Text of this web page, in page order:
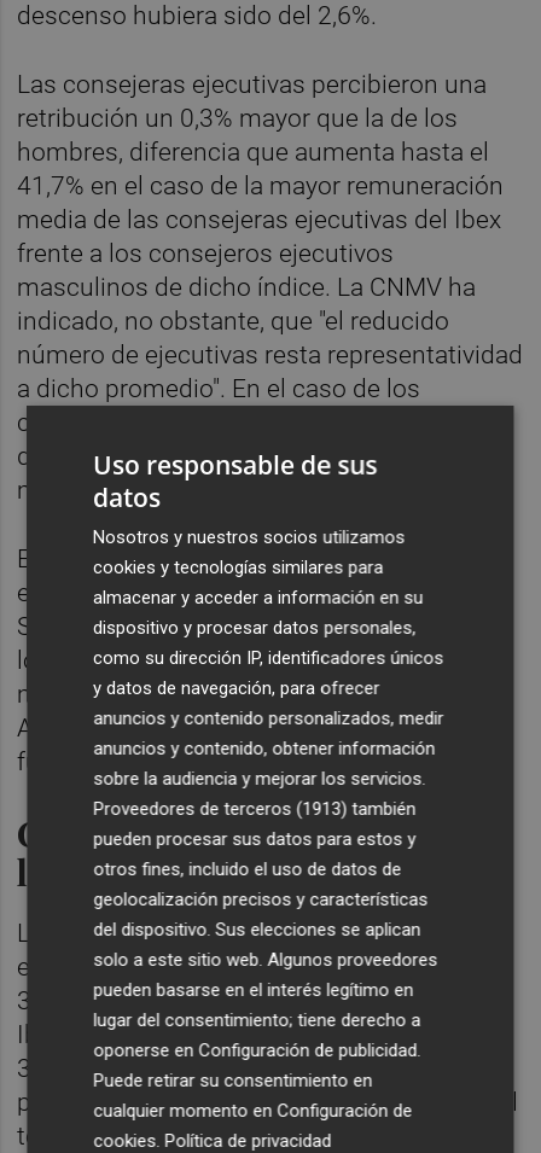
descenso hubiera sido del 2,6%.
Las consejeras ejecutivas percibieron una
retribución un 0,3% mayor que la de los
hombres, diferencia que aumenta hasta el
41,7% en el caso de la mayor remuneración
media de las consejeras ejecutivas del Ibex
frente a los consejeros ejecutivos
masculinos de dicho índice. La CNMV ha
indicado, no obstante, que "el reducido
número de ejecutivas resta representatividad
a dicho promedio". En el caso de los
consejeros no ejecutivos, la remuneración
de los hombres es un 20% superior al de las
mujeres.
En paralelo, la CNMV también ha publicado
el Informe Anual de Gobierno Corporativo.
Según este documento, el tamaño medio de
los consejos de administración fue de 10
miembros, frente a los 10,2 de 2021.
Además, la edad media de los consejeros
fue de 60,8 años.
Casi un tercio de mujeres en
los consejos
La presencia de mujeres en los consejos se
elevó en 2,6 puntos porcentuales, hasta el
31,9% para el total de cotizadas. Solo en el
Ibex 35, el número de consejeras fue del
37,6% del total. Además, las mujeres en
puestos de alta dirección fueron el 21,7% del
total, 2,1 puntos más.
Uso responsable de sus
datos
Nosotros y nuestros socios utilizamos
cookies y tecnologías similares para
almacenar y acceder a información en su
dispositivo y procesar datos personales,
como su dirección IP, identificadores únicos
y datos de navegación, para ofrecer
anuncios y contenido personalizados, medir
anuncios y contenido, obtener información
sobre la audiencia y mejorar los servicios.
Proveedores de terceros (1913) también
pueden procesar sus datos para estos y
otros fines, incluido el uso de datos de
geolocalización precisos y características
del dispositivo. Sus elecciones se aplican
solo a este sitio web. Algunos proveedores
pueden basarse en el interés legítimo en
lugar del consentimiento; tiene derecho a
oponerse enConfiguración de publicidad.
Puede retirar su consentimiento en
cualquier momento enConfiguración de
cookies.Política de privacidad